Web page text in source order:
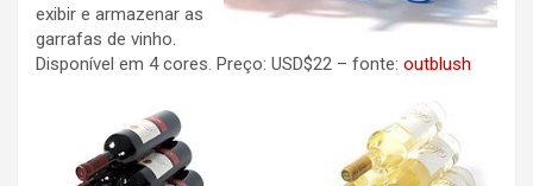
exibir e armazenar as
garrafas de vinho.
Disponível em 4 cores. Preço: USD$22 – fonte: outblush